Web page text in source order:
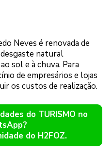
Neves é renovada de
natural
sol e à chuva. Para
de empresários e lojas
os custos de realização.
do TURISMO no
do H2FOZ.